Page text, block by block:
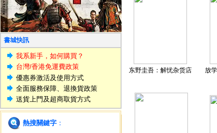
書城快訊
我系新手，如何購買？
台灣/香港免運費政策
優惠券激活及使用方式
全面服務保障、退換貨政策
送貨上門及超商取貨方式
熱搜關鍵字 ：
东野圭吾：解忧杂货店 放